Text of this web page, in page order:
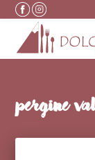
Vai al contenuto
pergine